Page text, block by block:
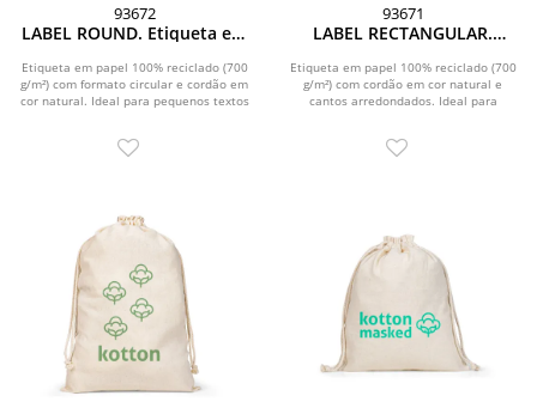
93672
LABEL ROUND. Etiqueta em
g/m²) com formato circular
Etiqueta em papel 100% reciclado (700
g/m²) com formato circular e cordão em
cor natural. Ideal para pequenos textos
93671
LABEL RECTANGULAR.
reciclado (700 g/m²) com
formato retangular
Etiqueta em papel 100% reciclado (700
g/m²) com cordão em cor natural e
cantos arredondados. Ideal para